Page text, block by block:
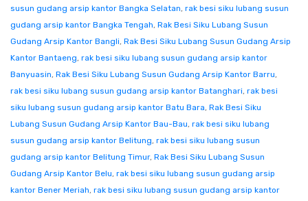
susun gudang arsip kantor Bangka Selatan, rak besi siku lubang susun
gudang arsip kantor Bangka Tengah, Rak Besi Siku Lubang Susun
Gudang Arsip Kantor Bangli, Rak Besi Siku Lubang Susun Gudang Arsip
Kantor Bantaeng, rak besi siku lubang susun gudang arsip kantor
Banyuasin, Rak Besi Siku Lubang Susun Gudang Arsip Kantor Barru,
rak besi siku lubang susun gudang arsip kantor Batanghari, rak besi
siku lubang susun gudang arsip kantor Batu Bara, Rak Besi Siku
Lubang Susun Gudang Arsip Kantor Bau-Bau, rak besi siku lubang
susun gudang arsip kantor Belitung, rak besi siku lubang susun
gudang arsip kantor Belitung Timur, Rak Besi Siku Lubang Susun
Gudang Arsip Kantor Belu, rak besi siku lubang susun gudang arsip
kantor Bener Meriah, rak besi siku lubang susun gudang arsip kantor